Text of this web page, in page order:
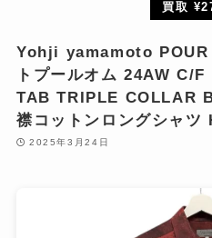
買取
Yohji yamamoto POUR
トプールオム 24AW C/
TAB TRIPLE COLLAR
襟コットンロングシャ
2025年3月24日